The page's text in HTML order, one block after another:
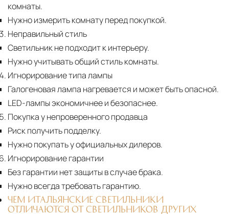
комнаты.
Нужно измерить комнату перед покупкой.
Неправильный стиль
Светильник не подходит к интерьеру.
Нужно учитывать общий стиль комнаты.
Игнорирование типа лампы
Галогеновая лампа нагревается и может быть опасной.
LED-лампы экономичнее и безопаснее.
Покупка у непроверенного продавца
Риск получить подделку.
Нужно покупать у официальных дилеров.
Игнорирование гарантии
Без гарантии нет защиты в случае брака.
Нужно всегда требовать гарантию.
ЧЕМ ИТАЛЬЯНСКИЕ СВЕТИЛЬНИКИ
ОТЛИЧАЮТСЯ ОТ СВЕТИЛЬНИКОВ ДРУГИХ